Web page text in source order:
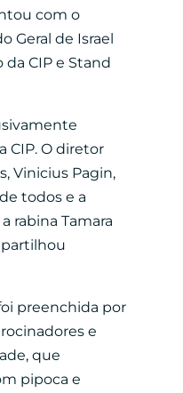
com o
Geral de Israel
da CIP e Stand
CIP. O diretor
Vinicius Pagin,
todos e a
rabina Tamara
preenchida por
e
que
pipoca e